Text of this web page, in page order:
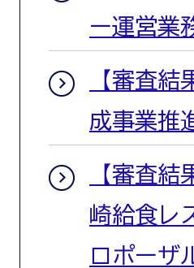
ー運営業
【審査
成事業推
【審査
崎給食レ
ロポーザ